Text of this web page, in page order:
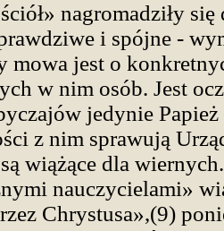
nagromadziły
i spójne -
mowa jest o
w nim osób. Jest
jedynie
z nim sprawują
wiążące dla
nauczycielami»
Chrystusa»,(9)